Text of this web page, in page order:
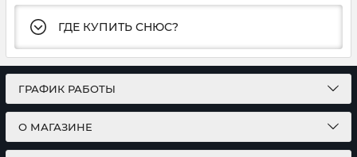
ГДЕ КУПИТЬ СНЮС?
ГРАФИК РАБОТЫ
О МАГАЗИНЕ